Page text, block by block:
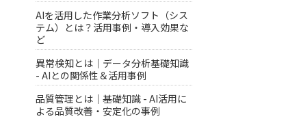
AIを活用した作業分析ソフト（シス
テム）とは？活用事例・導入効果な
ど
異常検知とは｜データ分析基礎知識
- AIとの関係性＆活用事例
品質管理とは｜基礎知識 - AI活用に
よる品質改善・安定化の事例